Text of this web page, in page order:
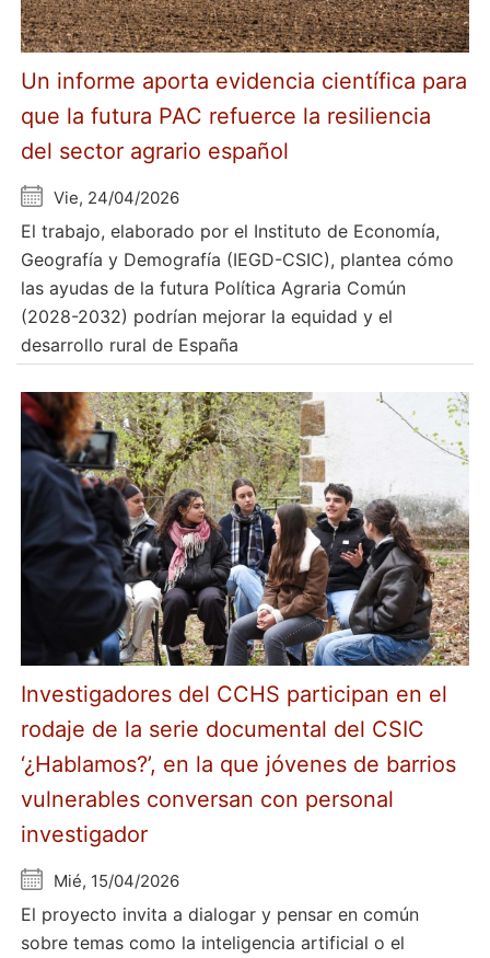
Un informe aporta evidencia científica para
que la futura PAC refuerce la resiliencia
del sector agrario español
Vie, 24/04/2026
El trabajo, elaborado por el Instituto de Economía,
Geografía y Demografía (IEGD-CSIC), plantea cómo
las ayudas de la futura Política Agraria Común
(2028-2032) podrían mejorar la equidad y el
desarrollo rural de España
Investigadores del CCHS participan en el
rodaje de la serie documental del CSIC
‘¿Hablamos?’, en la que jóvenes de barrios
vulnerables conversan con personal
investigador
Mié, 15/04/2026
El proyecto invita a dialogar y pensar en común
sobre temas como la inteligencia artificial o el